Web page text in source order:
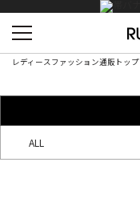
レディースファッション通販トップ
ALL